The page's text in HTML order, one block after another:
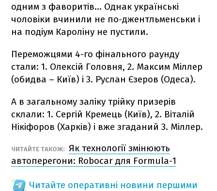
одним з фаворитів... Однак українські
чоловіки вчинили не по-джентльменськи і
на подіум Кароліну не пустили.
Переможцями 4-го фінального раунду
стали: 1. Олексій Головня, 2. Максим Міллер
(обидва – Київ) і 3. Руслан Єзеров (Одеса).
А в загальному заліку трійку призерів
склали: 1. Сергій Кремець (Київ), 2. Віталій
Нікіфоров (Харків) і вже згаданий 3. Міллер.
ЧИТАЙТЕ ТАКОЖ:
Як технології змінюють
автоперегони: Robocar для Formula-1
Читайте оперативні новини першими